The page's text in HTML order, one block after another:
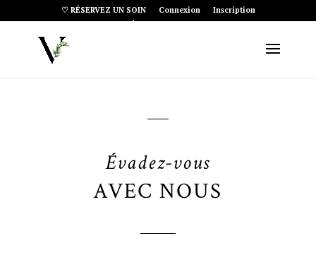
♡ RÉSERVEZ UN SOIN Connexion Inscription
Article 0
Évadez-vous
AVEC NOUS